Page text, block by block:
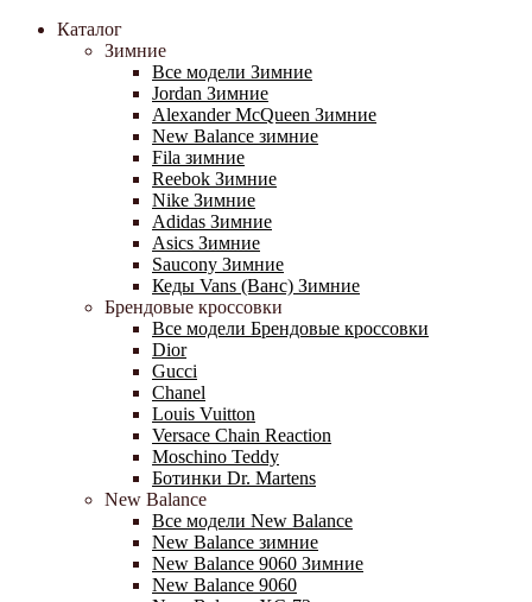
Каталог
Зимние
Все модели Зимние
Jordan Зимние
Alexander McQueen Зимние
New Balance зимние
Fila зимние
Reebok Зимние
Nike Зимние
Adidas Зимние
Asics Зимние
Saucony Зимние
Кеды Vans (Ванс) Зимние
Брендовые кроссовки
Все модели Брендовые кроссовки
Dior
Gucci
Chanel
Louis Vuitton
Versace Chain Reaction
Moschino Teddy
Ботинки Dr. Martens
New Balance
Все модели New Balance
New Balance зимние
New Balance 9060 Зимние
New Balance 9060